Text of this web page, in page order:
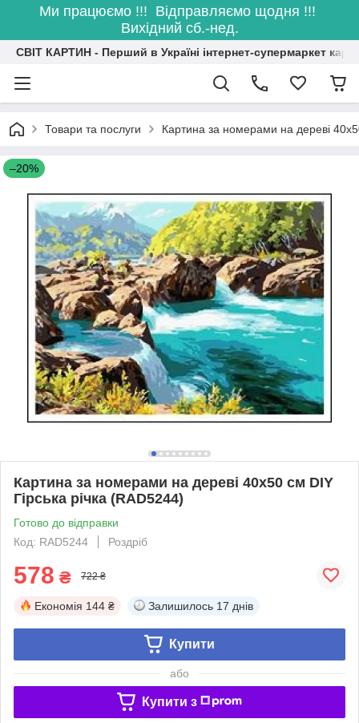
Ми працюємо !!! Відправляємо щодня !!!
Вихідний сб.-нед.
СВІТ КАРТИН - Перший в Україні інтернет-супермаркет
Товари та послуги Картина за номерами на дереві
–20%
Картина за номерами на дереві 40х50 см DIY
Гірська річка (RAD5244)
Готово до відправки
Код: RAD5244
Роздріб
578 ₴ 722 ₴
Економія 144 ₴ Залишилось 17 днів
Купити
або
Купити з